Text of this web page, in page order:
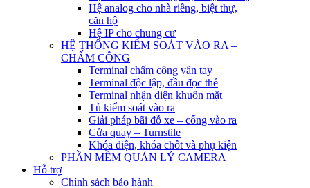
Hệ analog cho nhà riêng, biệt thự,
căn hộ
Hệ IP cho chung cư
HỆ THỐNG KIỂM SOÁT VÀO RA –
CHẤM CÔNG
Terminal chấm công vân tay
Terminal độc lập, đầu đọc thẻ
Terminal nhận diện khuôn mặt
Tủ kiểm soát vào ra
Giải pháp bãi đỗ xe – cổng vào ra
Cửa quay – Turnstile
Khóa điện, khóa chốt và phụ kiện
PHẦN MỀM QUẢN LÝ CAMERA
Hỗ trợ
Chính sách bảo hành